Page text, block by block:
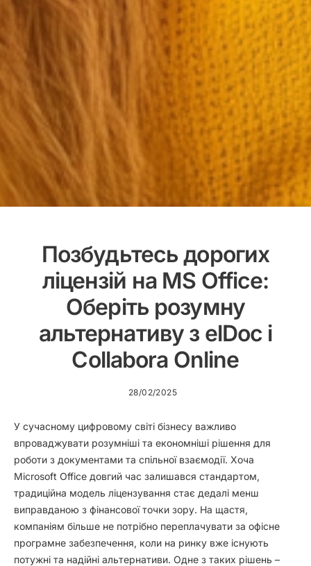
Позбудьтесь дорогих
ліцензій на MS Office:
Оберіть розумну
альтернативу з elDoc і
Collabora Online
28/02/2025
У сучасному цифровому світі бізнесу важливо
впроваджувати розумніші та економніші рішення для
роботи з документами та спільної взаємодії. Хоча
Microsoft Office довгий час залишався стандартом,
традиційна модель ліцензування стає дедалі менш
виправданою з фінансової точки зору. На щастя,
компаніям більше не потрібно переплачувати за офісне
програмне забезпечення, коли на ринку вже існують
потужні та надійні альтернативи. Одне з таких рішень –